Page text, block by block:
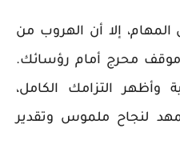
إلا أن الهروب من
محرج أمام رؤسائك.
وأظهر التزامك الكامل،
لنجاح ملموس وتقدير